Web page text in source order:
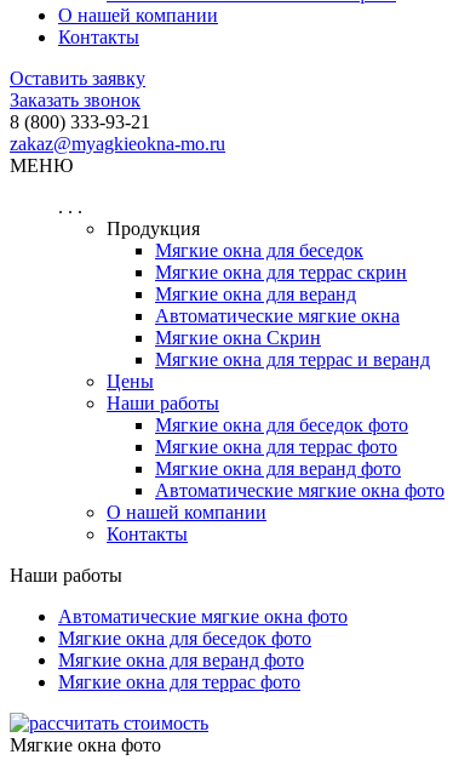
О нашей компании
Контакты
Оставить заявку
Заказать звонок
8 (800) 333-93-21
zakaz@myagkieokna-mo.ru
МЕНЮ
. . .
Продукция
Мягкие окна для беседок
Мягкие окна для террас скрин
Мягкие окна для веранд
Автоматические мягкие окна
Мягкие окна Скрин
Мягкие окна для террас и веранд
Цены
Наши работы
Мягкие окна для беседок фото
Мягкие окна для террас фото
Мягкие окна для веранд фото
Автоматические мягкие окна фото
О нашей компании
Контакты
Наши работы
Автоматические мягкие окна фото
Мягкие окна для беседок фото
Мягкие окна для веранд фото
Мягкие окна для террас фото
Мягкие окна фото